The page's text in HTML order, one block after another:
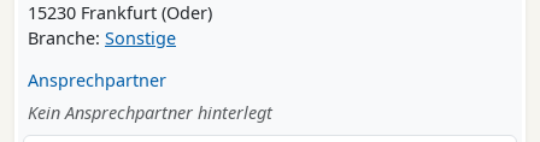
15230 Frankfurt (Oder)
Branche: Sonstige
Ansprechpartner
Kein Ansprechpartner hinterlegt